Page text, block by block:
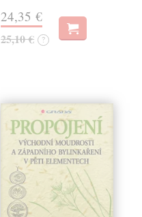
24,35 €
25,10 € ?